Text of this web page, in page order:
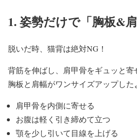
1. 姿勢だけで「胸板&
脱いだ時、猫背は絶対NG！
背筋を伸ばし、肩甲骨をギュッと寄
胸板と肩幅がワンサイズアップした
肩甲骨を内側に寄せる
お腹は軽く引き締めて立つ
顎を少し引いて目線を上げる